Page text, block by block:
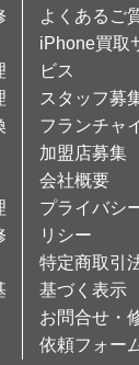
よくあるご
iPhone買取
ビス
スタッフ募
フランチャ
加盟店募集
会社概要
プライバシ
リシー
特定商取引
基づく表示
お問合せ・
依頼フォー